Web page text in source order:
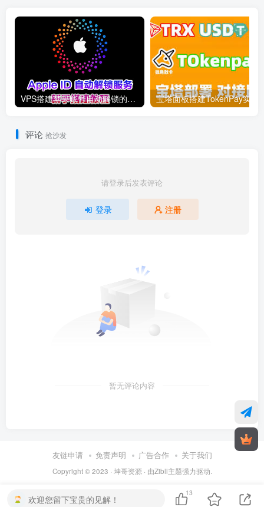
VPS搭建苹果账号自动解锁的教程（不再维护）
评论 抢沙发
请登录后发表评论
登录 注册
暂无评论内容
友链申请 免责声明 广告合作 关于我们
Copyright © 2023 · 坤哥资源 · 由Zibll主题强力驱动.
欢迎您留下宝贵的见解！
13